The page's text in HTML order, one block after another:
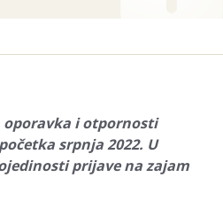
oporavka i otpornosti
srpnja 2022. U
prijave na zajam